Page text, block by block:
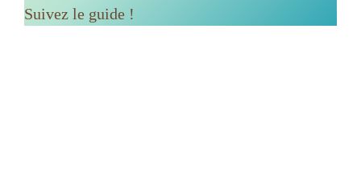
Suivez le guide !